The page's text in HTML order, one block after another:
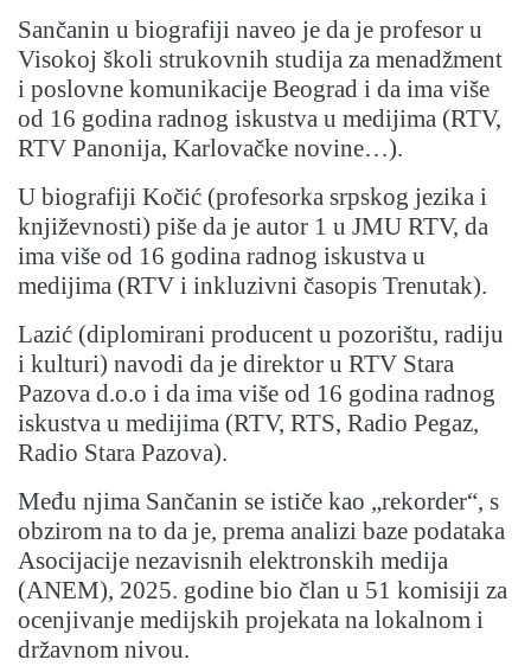
Sančanin u biografiji naveo je da je profesor u
Visokoj školi strukovnih studija za menadžment
i poslovne komunikacije Beograd i da ima više
od 16 godina radnog iskustva u medijima (RTV,
RTV Panonija, Karlovačke novine…).
U biografiji Kočić (profesorka srpskog jezika i
književnosti) piše da je autor 1 u JMU RTV, da
ima više od 16 godina radnog iskustva u
medijima (RTV i inkluzivni časopis Trenutak).
Lazić (diplomirani producent u pozorištu, radiju
i kulturi) navodi da je direktor u RTV Stara
Pazova d.o.o i da ima više od 16 godina radnog
iskustva u medijima (RTV, RTS, Radio Pegaz,
Radio Stara Pazova).
Među njima Sančanin se ističe kao „rekorder“, s
obzirom na to da je, prema analizi baze podataka
Asocijacije nezavisnih elektronskih medija
(ANEM), 2025. godine bio član u 51 komisiji za
ocenjivanje medijskih projekata na lokalnom i
državnom nivou.